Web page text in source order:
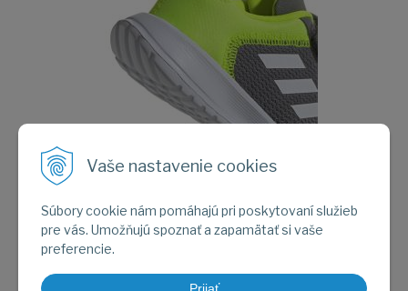
Vaše nastavenie cookies
Súbory cookie nám pomáhajú pri poskytovaní služieb
pre vás. Umožňujú spoznať a zapamätať si vaše
preferencie.
Obrázok (2)